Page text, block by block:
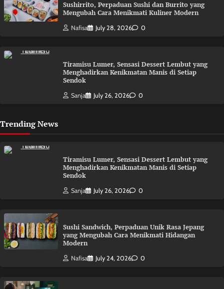
Sushirrito, Perpaduan Sushi dan Burrito yang
Mengubah Cara Menikmati Kuliner Modern
Nafisa July 28, 2026 0
Tiramisu Lumer, Sensasi Dessert Lembut yang
Menghadirkan Kenikmatan Manis di Setiap
Sendok
Sanja July 26, 2026 0
Trending News
Tiramisu Lumer, Sensasi Dessert Lembut yang
Menghadirkan Kenikmatan Manis di Setiap
Sendok
Sanja July 26, 2026 0
Sushi Sandwich, Perpaduan Unik Rasa Jepang
yang Mengubah Cara Menikmati Hidangan
Modern
Nafisa July 24, 2026 0